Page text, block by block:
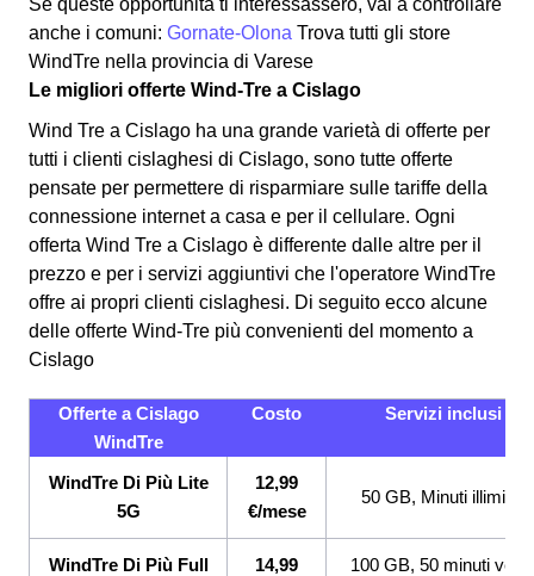
anche i comuni: Gornate-Olona Trova tutti gli store
WindTre nella provincia di Varese
Le migliori offerte Wind-Tre a Cislago
Wind Tre a Cislago ha una grande varietà di offerte per
tutti i clienti cislaghesi di Cislago, sono tutte offerte
pensate per permettere di risparmiare sulle tariffe della
connessione internet a casa e per il cellulare. Ogni
offerta Wind Tre a Cislago è differente dalle altre per il
prezzo e per i servizi aggiuntivi che l'operatore WindTre
offre ai propri clienti cislaghesi. Di seguito ecco alcune
delle offerte Wind-Tre più convenienti del momento a
Cislago
Offerte a Cislago
WindTre
Costo Servizi inclusi
WindTre Di Più Lite
5G
12,99
€/mese
50 GB, Minuti illimitati
WindTre Di Più Full
14,99
100 GB, 50 minuti